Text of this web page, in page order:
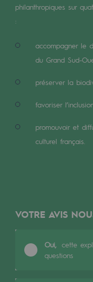
Les énergies
Les
Notre vision
Gaz
Gaz
Nouveaux
Espace
philanthropiques sur
:
accompagner le
du Grand Sud-
préserver la
favoriser
promouvoir et
culturel français.
VOTRE AVIS
Oui, cette
questions